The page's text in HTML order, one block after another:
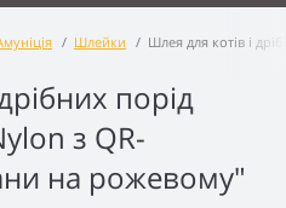
Шлейки Шлея для котів і
порід
з QR-
на рожевому"